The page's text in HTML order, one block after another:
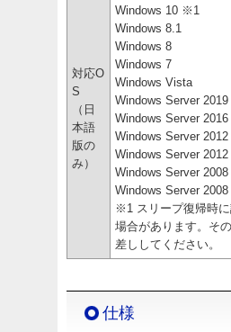
対応O
S
（日
本語
版の
み）
Windows 10 ※1
Windows 8.1
Windows 8
Windows 7
Windows Vista
Windows Server 2019
Windows Server 2016
Windows Server 2012
Windows Server 2012
Windows Server 2008
Windows Server 2008
※1 スリープ復帰時
場合があります。そ
差ししてください。
仕様